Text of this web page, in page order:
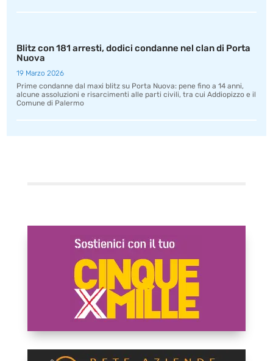
Blitz con 181 arresti, dodici condanne nel clan di Porta
Nuova
19 Marzo 2026
Prime condanne dal maxi blitz su Porta Nuova: pene fino a 14 anni,
alcune assoluzioni e risarcimenti alle parti civili, tra cui Addiopizzo e il
Comune di Palermo